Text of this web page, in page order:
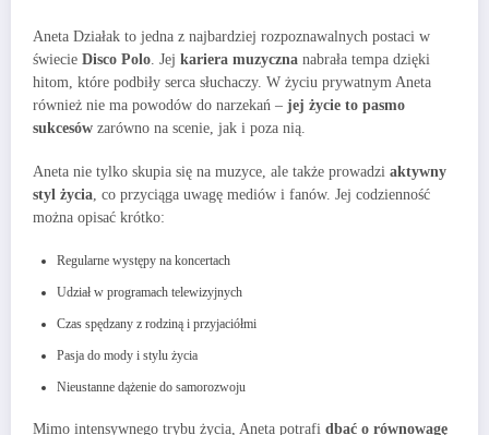
Aneta Działak to jedna z najbardziej rozpoznawalnych postaci w
świecie Disco Polo. Jej kariera muzyczna nabrała tempa dzięki
hitom, które podbiły serca słuchaczy. W życiu prywatnym Aneta
również nie ma powodów do narzekań – jej życie to pasmo
sukcesów zarówno na scenie, jak i poza nią.
Aneta nie tylko skupia się na muzyce, ale także prowadzi aktywny
styl życia, co przyciąga uwagę mediów i fanów. Jej codzienność
można opisać krótko:
Regularne występy na koncertach
Udział w programach telewizyjnych
Czas spędzany z rodziną i przyjaciółmi
Pasja do mody i stylu życia
Nieustanne dążenie do samorozwoju
Mimo intensywnego trybu życia, Aneta potrafi dbać o równowagę